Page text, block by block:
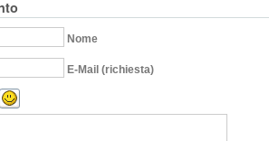
Nome
E-Mail (richiesta)